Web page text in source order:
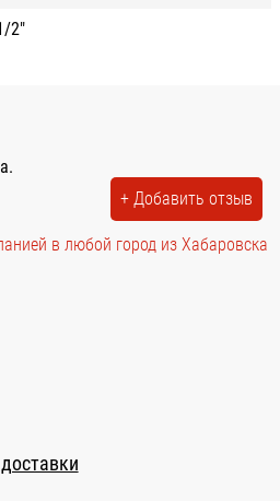
2"
+ Добавить отзыв
в любой город из Хабаровска